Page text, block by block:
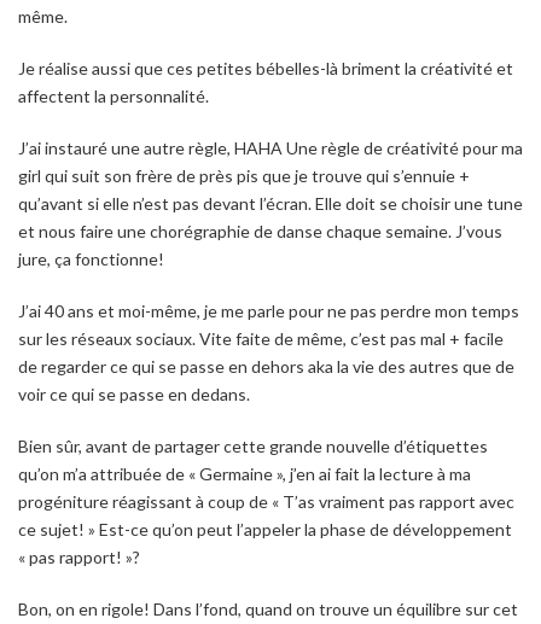
même.
Je réalise aussi que ces petites bébelles-là briment la créativité et
affectent la personnalité.
J’ai instauré une autre règle, HAHA Une règle de créativité pour ma
girl qui suit son frère de près pis que je trouve qui s’ennuie +
qu’avant si elle n’est pas devant l’écran. Elle doit se choisir une tune
et nous faire une chorégraphie de danse chaque semaine. J’vous
jure, ça fonctionne!
J’ai 40 ans et moi-même, je me parle pour ne pas perdre mon temps
sur les réseaux sociaux. Vite faite de même, c’est pas mal + facile
de regarder ce qui se passe en dehors aka la vie des autres que de
voir ce qui se passe en dedans.
Bien sûr, avant de partager cette grande nouvelle d’étiquettes
qu’on m’a attribuée de « Germaine », j’en ai fait la lecture à ma
progéniture réagissant à coup de « T’as vraiment pas rapport avec
ce sujet! » Est-ce qu’on peut l’appeler la phase de développement
« pas rapport! »?
Bon, on en rigole! Dans l’fond, quand on trouve un équilibre sur cet